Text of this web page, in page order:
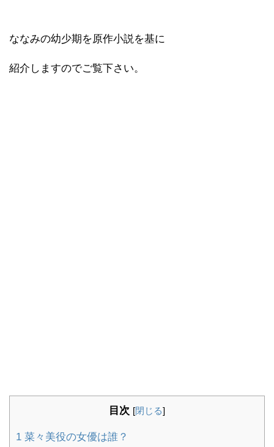
ななみの幼少期を原作小説を基に
紹介しますのでご覧下さい。
目次 [閉じる]
1 菜々美役の女優は誰？